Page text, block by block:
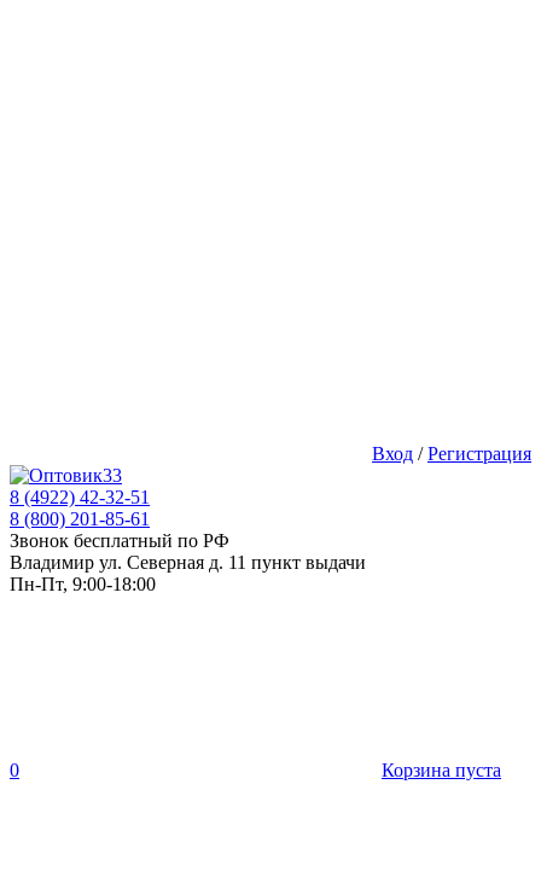
Вход /Регистрация
8 (4922) 42-32-51
8 (800) 201-85-61
Звонок бесплатный по РФ
Владимир ул. Северная д. 11 пункт выдачи
Пн-Пт, 9:00-18:00
0 Корзина пуста